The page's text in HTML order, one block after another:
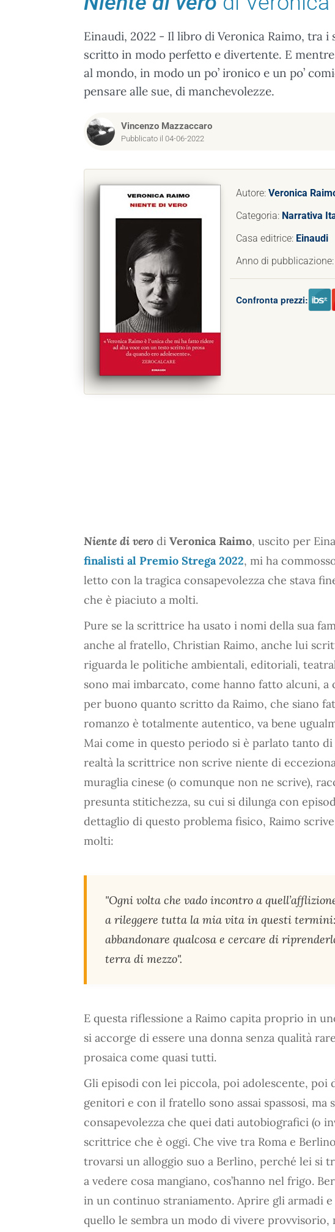
Einaudi, 2022 - Il libro di Veronica Raimo, tra
scritto in modo perfetto e divertente. E
al mondo, in modo un po’ ironico e un po’
pensare alle sue, di manchevolezze.
Vincenzo Mazzaccaro
Pubblicato il 04-06-2022
Autore: Veronica
Categoria: Narrativa
Casa editrice: Einaudi
Anno di pubblicazione:
Confronta prezzi:
Niente di vero di Veronica Raimo, uscito per
finalisti al Premio Strega 2022, mi ha
letto con la tragica consapevolezza che stava
che è piaciuto a molti.
Pure se la scrittrice ha usato i nomi della sua
anche al fratello, Christian Raimo, anche lui
riguarda le politiche ambientali, editoriali,
sono mai imbarcato, come hanno fatto alcuni, a
per buono quanto scritto da Raimo, che siano
romanzo è totalmente autentico, va bene
Mai come in questo periodo si è parlato tanto
realtà la scrittrice non scrive niente di
muraglia cinese (o comunque non ne scrive),
presunta stitichezza, su cui si dilunga con
dettaglio di questo problema fisico, Raimo
molti:
"Ogni volta che vado incontro a
a rileggere tutta la mia vita in questi
abbandonare qualcosa e cercare di
terra di mezzo".
E questa riflessione a Raimo capita proprio in
si accorge di essere una donna senza qualità
prosaica come quasi tutti.
Gli episodi con lei piccola, poi adolescente,
genitori e con il fratello sono assai spassosi, ma
consapevolezza che quei dati autobiografici (o
scrittrice che è oggi. Che vive tra Roma e
trovarsi un alloggio suo a Berlino, perché lei si
a vedere cosa mangiano, cos’hanno nel frigo.
in un continuo straniamento. Aprire gli armadi
quello le sembra un modo di vivere provvisorio,